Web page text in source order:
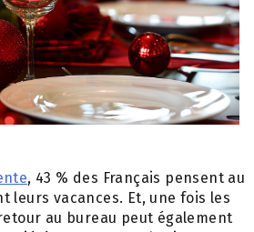
, 43 % des Français pensent au
leurs vacances. Et, une fois les
au bureau peut également